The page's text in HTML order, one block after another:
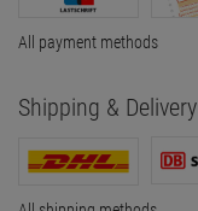
All payment methods
Shipping & Delivery